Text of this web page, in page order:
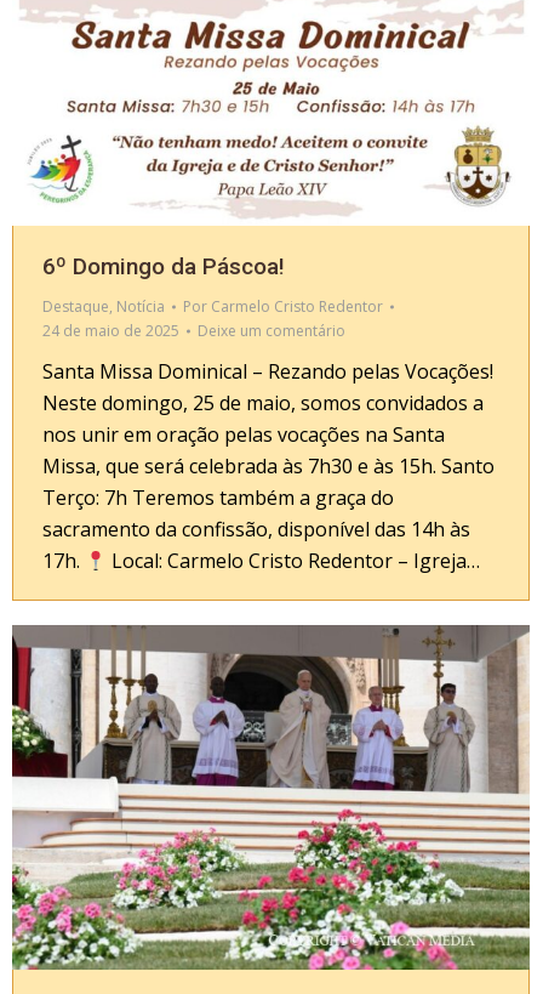
6º Domingo da Páscoa!
Destaque, Notícia Por Carmelo Cristo Redentor
24 de maio de 2025
Deixe um comentário
Santa Missa Dominical – Rezando pelas Vocações!
Neste domingo, 25 de maio, somos convidados a
nos unir em oração pelas vocações na Santa
Missa, que será celebrada às 7h30 e às 15h. Santo
Terço: 7h Teremos também a graça do
sacramento da confissão, disponível das 14h às
17h.
Local: Carmelo Cristo Redentor – Igreja…